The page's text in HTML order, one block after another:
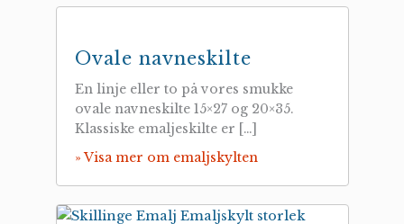
Ovale navneskilte
En linje eller to på vores smukke
ovale navneskilte 15×27 og 20×35.
Klassiske emaljeskilte er […]
» Visa mer om emaljskylten